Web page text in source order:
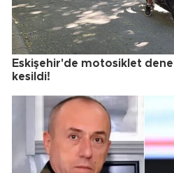
Eskişehir'de motosiklet
kesildi!